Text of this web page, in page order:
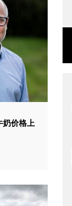
精子分
奶价格上